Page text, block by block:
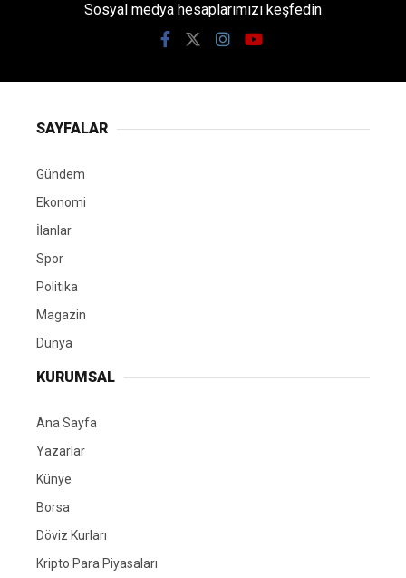
Sosyal medya hesaplarımızı keşfedin
SAYFALAR
Gündem
Ekonomi
İlanlar
Spor
Politika
Magazin
Dünya
KURUMSAL
Ana Sayfa
Yazarlar
Künye
Borsa
Döviz Kurları
Kripto Para Piyasaları